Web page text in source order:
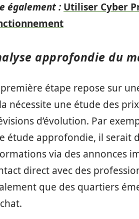
également : Utiliser Cyber
approfondie du
étape repose sur
nécessite une étude des
d’évolution. Par
étude approfondie, il serait
via des annonces
direct avec des
que des quartiers